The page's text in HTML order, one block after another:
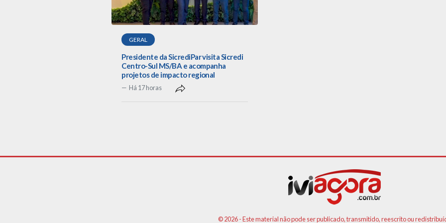
GERAL
Presidente da SicrediPar visita Sicredi
Centro-Sul MS/BA e acompanha
projetos de impacto regional
Há 17 horas
© 2026 - Este material não pode ser publicado, transmitido, reescrito ou